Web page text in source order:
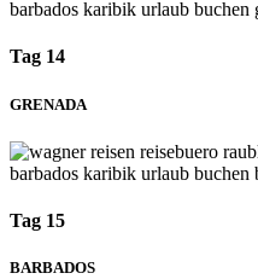
Tag 14
GRENADA
Tag 15
BARBADOS